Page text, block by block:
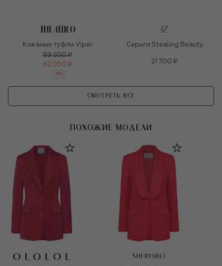
Кожаные туфли Viper
89 950 ₽
62 950 ₽
-30%
Серьги Stealing Beauty
21 700 ₽
СМОТРЕТЬ ВСЕ
ПОХОЖИЕ МОДЕЛИ
SHERVARLI